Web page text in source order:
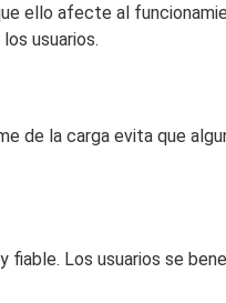
ello afecte al
usuarios.
de la carga evita que
fiable. Los usuarios se